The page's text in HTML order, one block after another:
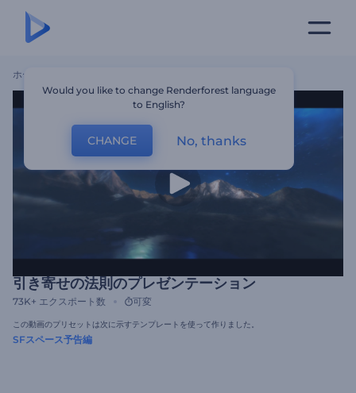
ホーム
引き寄せの法則のプレゼンテーション
73K+ エクスポート数 可変
この動画のプリセットは次に示すテンプレートを使って作りました。
SFスペース予告編
Would you like to change Renderforest language
to English?
CHANGE No, thanks